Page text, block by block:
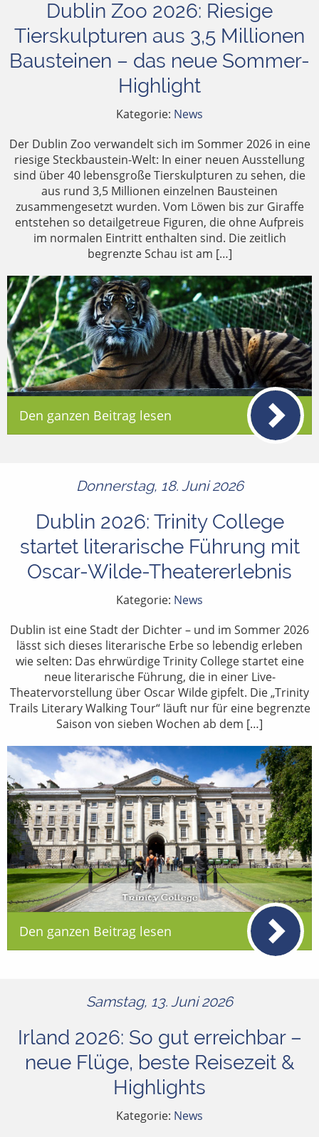
Dublin Zoo 2026: Riesige
Tierskulpturen aus 3,5 Millionen
Bausteinen – das neue Sommer-
Highlight
Kategorie: News
Der Dublin Zoo verwandelt sich im Sommer 2026 in eine
riesige Steckbaustein-Welt: In einer neuen Ausstellung
sind über 40 lebensgroße Tierskulpturen zu sehen, die
aus rund 3,5 Millionen einzelnen Bausteinen
zusammengesetzt wurden. Vom Löwen bis zur Giraffe
entstehen so detailgetreue Figuren, die ohne Aufpreis
im normalen Eintritt enthalten sind. Die zeitlich
begrenzte Schau ist am […]
Den ganzen Beitrag lesen
Donnerstag, 18. Juni 2026
Dublin 2026: Trinity College
startet literarische Führung mit
Oscar-Wilde-Theatererlebnis
Kategorie: News
Dublin ist eine Stadt der Dichter – und im Sommer 2026
lässt sich dieses literarische Erbe so lebendig erleben
wie selten: Das ehrwürdige Trinity College startet eine
neue literarische Führung, die in einer Live-
Theatervorstellung über Oscar Wilde gipfelt. Die „Trinity
Trails Literary Walking Tour“ läuft nur für eine begrenzte
Saison von sieben Wochen ab dem […]
Den ganzen Beitrag lesen
Samstag, 13. Juni 2026
Irland 2026: So gut erreichbar –
neue Flüge, beste Reisezeit &
Highlights
Kategorie: News